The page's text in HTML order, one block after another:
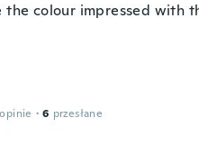
the colour impressed with
opinie · 6 przesłane